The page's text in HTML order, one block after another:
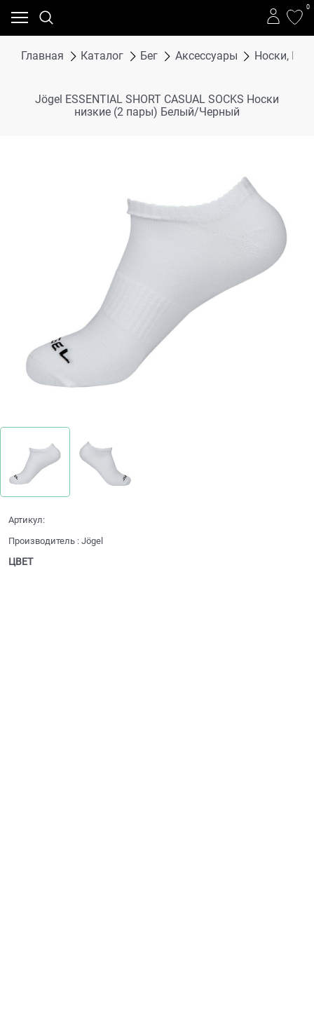
0
Главная Каталог Бег Аксессуары Носки,
Jögel ESSENTIAL SHORT CASUAL SOCKS Носки
низкие (2 пары) Белый/Черный
Артикул:
Производитель : Jögel
ЦВЕТ